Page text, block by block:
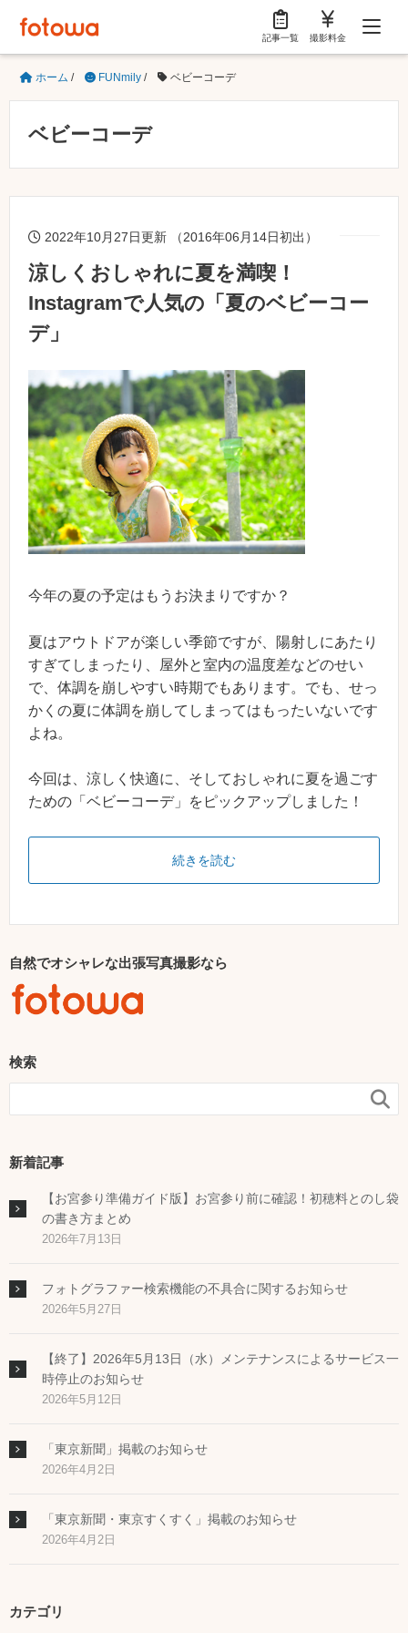
記事一覧 撮影料金
ホーム / FUNmily / ベビーコーデ
ベビーコーデ
2022年10月27日更新 （2016年06月14日初出）
涼しくおしゃれに夏を満喫！
Instagramで人気の「夏のベビーコー
デ」
今年の夏の予定はもうお決まりですか？
夏はアウトドアが楽しい季節ですが、陽射しにあたり
すぎてしまったり、屋外と室内の温度差などのせい
で、体調を崩しやすい時期でもあります。でも、せっ
かくの夏に体調を崩してしまってはもったいないです
よね。
今回は、涼しく快適に、そしておしゃれに夏を過ごす
ための「ベビーコーデ」をピックアップしました！
続きを読む
自然でオシャレな出張写真撮影なら
検索

新着記事
【お宮参り準備ガイド版】お宮参り前に確認！初穂料とのし袋
の書き方まとめ
2026年7月13日
フォトグラファー検索機能の不具合に関するお知らせ
2026年5月27日
【終了】2026年5月13日（水）メンテナンスによるサービス一
時停止のお知らせ
2026年5月12日
「東京新聞」掲載のお知らせ
2026年4月2日
「東京新聞・東京すくすく」掲載のお知らせ
2026年4月2日
カテゴリ